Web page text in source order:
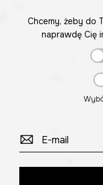
Chcemy, żeby do
naprawdę Cię